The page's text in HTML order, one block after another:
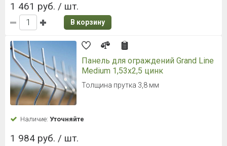
1 461 руб. / шт.
В корзину
Панель для ограждений Grand Line
Medium 1,53x2,5 цинк
Толщина прутка 3,8 мм
Наличие: Уточняйте
1 984 руб. / шт.